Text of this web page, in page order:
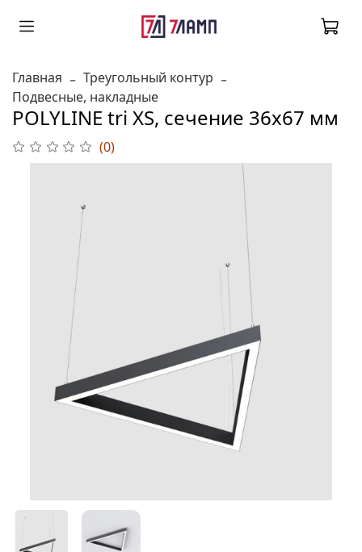
Главная
Треугольный контур
Подвесные, накладные
POLYLINE tri XS, сечение 36х67 мм
(0)